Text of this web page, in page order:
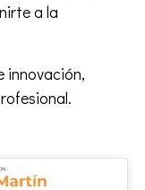
a la
innovación,